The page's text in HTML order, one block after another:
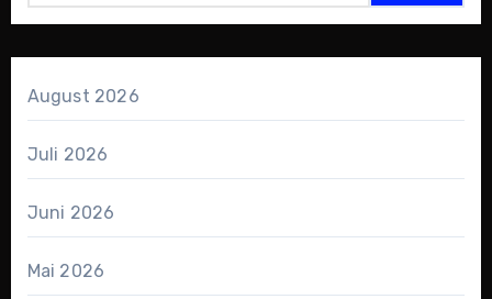
August 2026
Juli 2026
Juni 2026
Mai 2026